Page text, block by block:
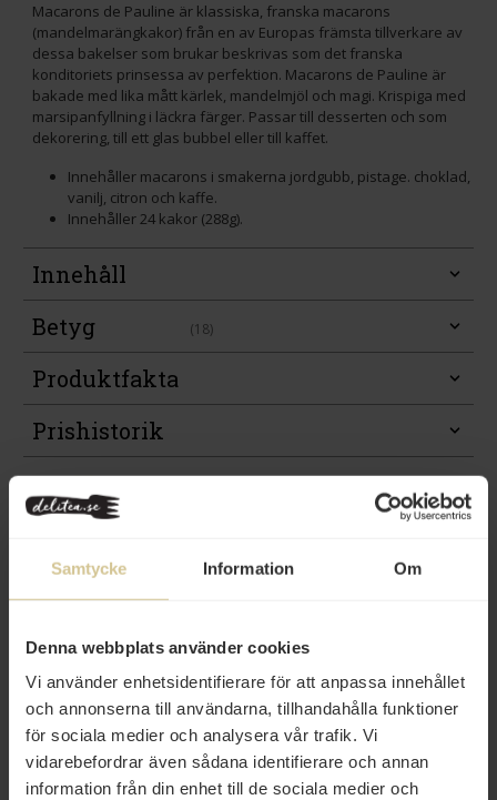
Samtycke Information Om
Denna webbplats använder cookies
Vi använder enhetsidentifierare för att anpassa innehållet
och annonserna till användarna, tillhandahålla funktioner
för sociala medier och analysera vår trafik. Vi
vidarebefordrar även sådana identifierare och annan
information från din enhet till de sociala medier och
Macarons de Pauline är klassiska, franska macarons
(mandelmarängkakor) från en av Europas främsta tillverkare av
dessa bakelser som brukar beskrivas som det franska
konditoriets prinsessa av perfektion. Macarons de Pauline är
bakade med lika mått kärlek, mandelmjöl och magi. Krispiga med
marsipanfyllning i läckra färger. Passar till desserten och som
dekorering, till ett glas bubbel eller till kaffet.
Innehåller macarons i smakerna jordgubb, pistage. choklad,
vanilj, citron och kaffe.
Innehåller 24 kakor (288g).
Innehåll
Betyg
(18)
Produktfakta
Prishistorik
Relaterade varor